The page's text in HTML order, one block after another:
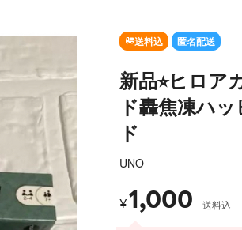
送料込 匿名配送
新品⭐︎ヒロア
ド轟焦凍ハ
ド
UNO
¥1,000 送料込